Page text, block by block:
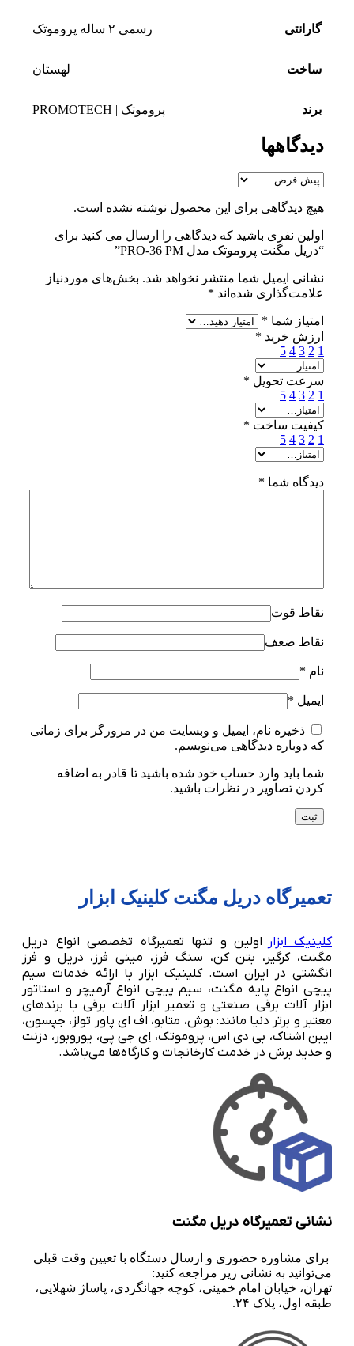
گارانتی رسمی ۲ ساله پروموتک
ساخت لهستان
برند پروموتک | PROMOTECH
دیدگاهها
هیچ دیدگاهی برای این محصول نوشته نشده است.
اولین نفری باشید که دیدگاهی را ارسال می کنید برای
“دریل مگنت پروموتک مدل PRO-36 PM”
نشانی ایمیل شما منتشر نخواهد شد. بخش‌های موردنیاز
علامت‌گذاری شده‌اند *
امتیاز شما *
ارزش خرید *
1
2
3
4
5
سرعت تحویل *
1
2
3
4
5
کیفیت ساخت *
1
2
3
4
5
دیدگاه شما *
نقاط قوت
نقاط ضعف
نام *
ایمیل *
ذخیره نام، ایمیل و وبسایت من در مرورگر برای زمانی
که دوباره دیدگاهی می‌نویسم.
شما باید وارد حساب خود شده باشید تا قادر به اضافه
کردن تصاویر در نظرات باشید.
تعمیرگاه دریل مگنت کلینیک ابزار
کلینیک ابزار اولین و تنها تعمیرگاه تخصصی انواع دریل
مگنت، کرگیر، بتن کن، سنگ فرز، مینی فرز، دریل و فرز
انگشتی در ایران است. کلینیک ابزار با ارائه خدمات سیم
پیچی انواع پایه مگنت، سیم پیچی انواع آرمیچر و استاتور
ابزار آلات برقی صنعتی و تعمیر ابزار آلات برقی با برندهای
معتبر و برتر دنیا مانند: بوش، متابو، اف ای پاور تولز، جپسون،
ایبن اشتاک، بی دی اس، پروموتک، اِی جی پی، یوروبور، دزنت
و حدید برش در خدمت کارخانجات و کارگاه‌ها می‌باشد.
نشانی تعمیرگاه دریل مگنت
برای مشاوره حضوری و ارسال دستگاه با تعیین وقت قبلی
می‌توانید به نشانی زیر مراجعه کنید:
تهران، خیابان امام خمینی، کوچه جهانگردی، پاساژ شهلایی،
طبقه اول، پلاک ۲۴.